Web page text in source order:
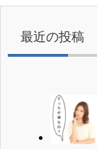
最近の投稿